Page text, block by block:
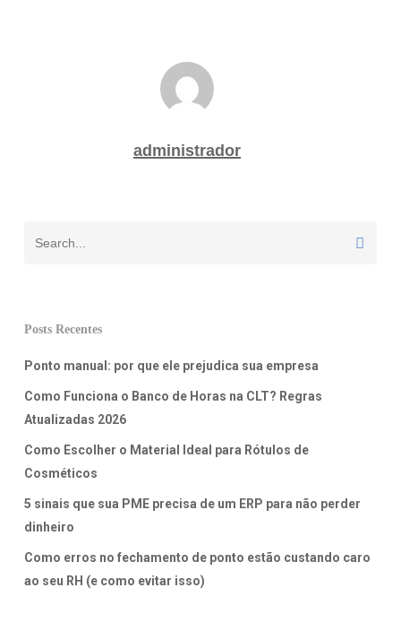
administrador
Posts Recentes
Ponto manual: por que ele prejudica sua empresa
Como Funciona o Banco de Horas na CLT? Regras
Atualizadas 2026
Como Escolher o Material Ideal para Rótulos de
Cosméticos
5 sinais que sua PME precisa de um ERP para não perder
dinheiro
Como erros no fechamento de ponto estão custando caro
ao seu RH (e como evitar isso)